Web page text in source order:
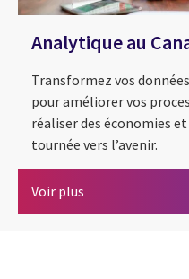
Analytique au
Transformez vos
pour améliorer vos
réaliser des économies
tournée vers l’avenir.
Voir plus